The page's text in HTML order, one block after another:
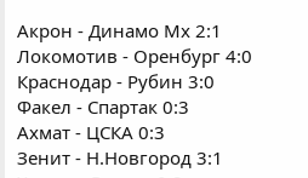
Акрон - Динамо Мх 2:1
Локомотив - Оренбург 4:0
Краснодар - Рубин 3:0
Факел - Спартак 0:3
Ахмат - ЦСКА 0:3
Зенит - Н.Новгород 3:1